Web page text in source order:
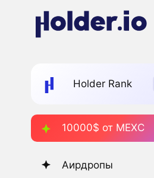
Holder Rank
10000$ от MEXC
Аирдропы